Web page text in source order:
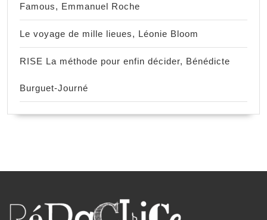
Famous, Emmanuel Roche
Le voyage de mille lieues, Léonie Bloom
RISE La méthode pour enfin décider, Bénédicte
Burguet-Journé